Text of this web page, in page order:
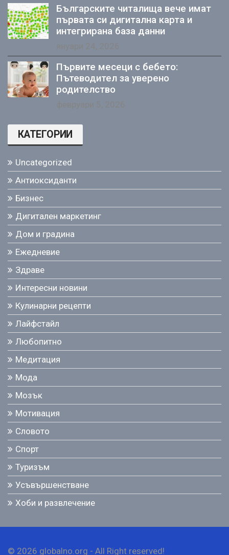
Българските читалища вече имат
първата си дигитална карта и
интегрирана база данни
януари 24, 2026
Първите месеци с бебето:
Пътеводител за уверено
родителство
февруари 5, 2026
КАТЕГОРИИ
Uncategorized
Антиоксиданти
Бизнес
Дигитален маркетинг
Дом и градина
Ежедневие
Здраве
Интересни новини
Кулинарни рецепти
Лайфстайл
Любопитно
Медитация
Мода
Мозък
Мотивация
Словото
Спорт
Туризъм
Усъвършенстване
Хоби и развлечение
© 2026 globalno.org - All Right reserved!